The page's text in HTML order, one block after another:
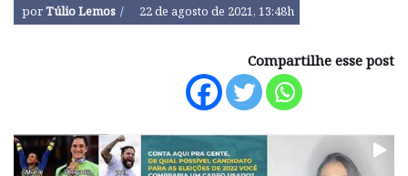
porTúlio Lemos 22 de agosto de 2021, 13:48h
Compartilhe esse post